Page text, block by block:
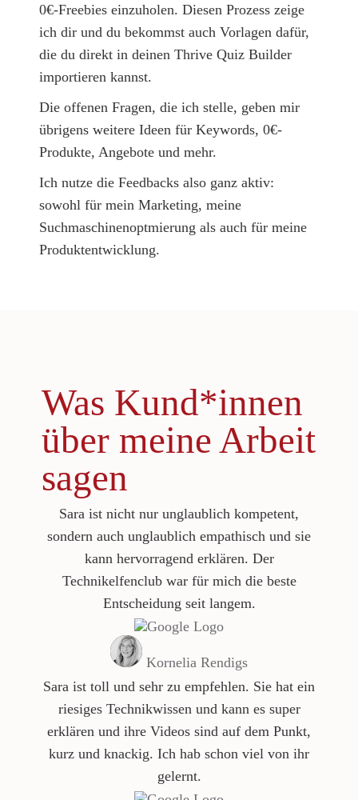
0€-Freebies einzuholen. Diesen Prozess zeige
ich dir und du bekommst auch Vorlagen dafür,
die du direkt in deinen Thrive Quiz Builder
importieren kannst.
Die offenen Fragen, die ich stelle, geben mir
übrigens weitere Ideen für Keywords, 0€-
Produkte, Angebote und mehr.
Ich nutze die Feedbacks also ganz aktiv:
sowohl für mein Marketing, meine
Suchmaschinenoptmierung als auch für meine
Produktentwicklung.
Was Kund*innen
über meine Arbeit
sagen
Sara ist nicht nur unglaublich kompetent,
sondern auch unglaublich empathisch und sie
kann hervorragend erklären. Der
Technikelfenclub war für mich die beste
Entscheidung seit langem.
Kornelia Rendigs
Sara ist toll und sehr zu empfehlen. Sie hat ein
riesiges Technikwissen und kann es super
erklären und ihre Videos sind auf dem Punkt,
kurz und knackig. Ich hab schon viel von ihr
gelernt.